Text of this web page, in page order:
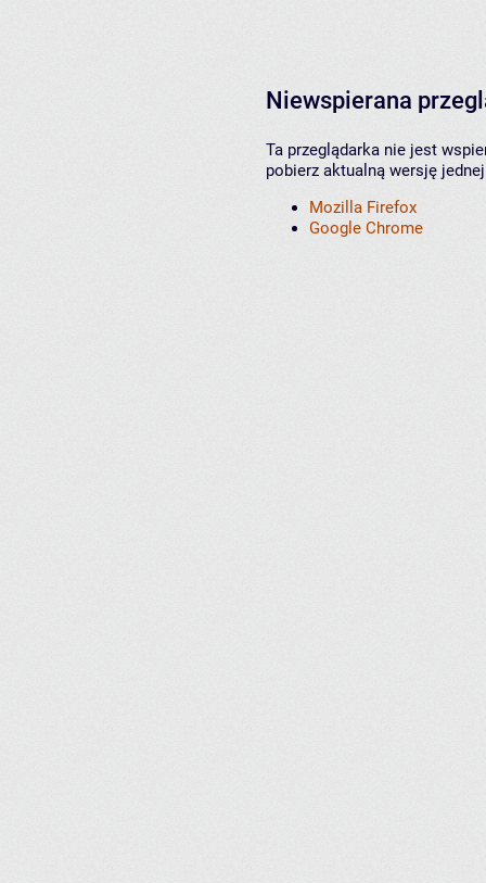
Niewspierana
Ta przeglądarka nie jest
pobierz aktualną wersję
Mozilla Firefox
Google Chrome